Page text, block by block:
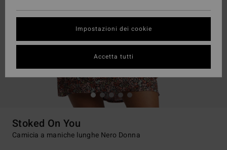
Stoked On You
Camicia a maniche lunghe Nero Donna
Impostazioni dei cookie
Accetta tutti